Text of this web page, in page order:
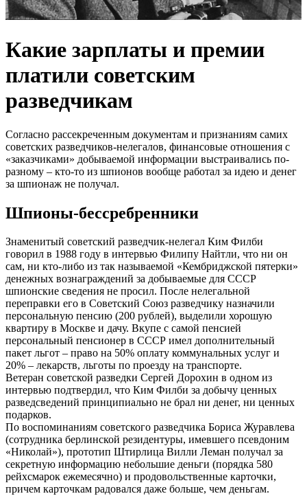
Какие зарплаты и премии
платили советским
разведчикам
Согласно рассекреченным документам и признаниям самих
советских разведчиков-нелегалов, финансовые отношения с
«заказчиками» добываемой информации выстраивались по-
разному – кто-то из шпионов вообще работал за идею и денег
за шпионаж не получал.
Шпионы-бессребренники
Знаменитый советский разведчик-нелегал Ким Филби
говорил в 1988 году в интервью Филипу Найтли, что ни он
сам, ни кто-либо из так называемой «Кембриджской пятерки»
денежных вознаграждений за добываемые для СССР
шпионские сведения не просил. После нелегальной
переправки его в Советский Союз разведчику назначили
персональную пенсию (200 рублей), выделили хорошую
квартиру в Москве и дачу. Вкупе с самой пенсией
персональный пенсионер в СССР имел дополнительный
пакет льгот – право на 50% оплату коммунальных услуг и
20% – лекарств, льготы по проезду на транспорте.
Ветеран советской разведки Сергей Дорохин в одном из
интервью подтвердил, что Ким Филби за добычу ценных
разведсведений принципиально не брал ни денег, ни ценных
подарков.
По воспоминаниям советского разведчика Бориса Журавлева
(сотрудника берлинской резидентуры, имевшего псевдоним
«Николай»), прототип Штирлица Вилли Леман получал за
секретную информацию небольшие деньги (порядка 580
рейхсмарок ежемесячно) и продовольственные карточки,
причем карточкам радовался даже больше, чем деньгам.